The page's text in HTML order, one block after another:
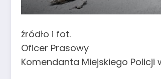
źródło i fot.
Oficer Prasowy
Komendanta Miejskiego Policji